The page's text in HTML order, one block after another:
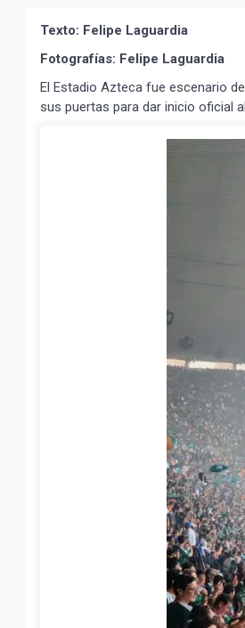
Texto: Felipe Laguardia
Fotografías: Felipe Laguardia
El Estadio Azteca fue escenario
sus puertas para dar inicio oficial